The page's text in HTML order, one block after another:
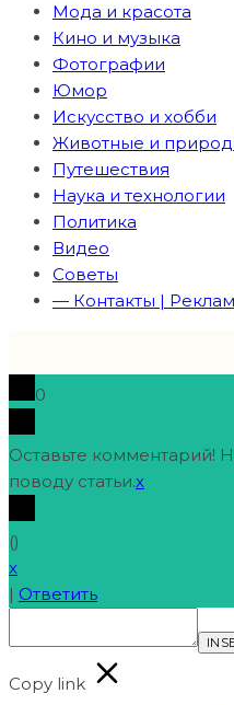
Мода и красота
Кино и музыка
Фотографии
Юмор
Искусство и хобби
Животные и
Путешествия
Наука и технологии
Политика
Видео
Советы
— Контакты |
0
Оставьте комментарий!
поводу статьи.x
()
x
| Ответить
Copy link